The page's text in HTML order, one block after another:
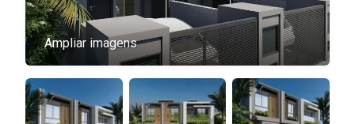
Ampliar imagens